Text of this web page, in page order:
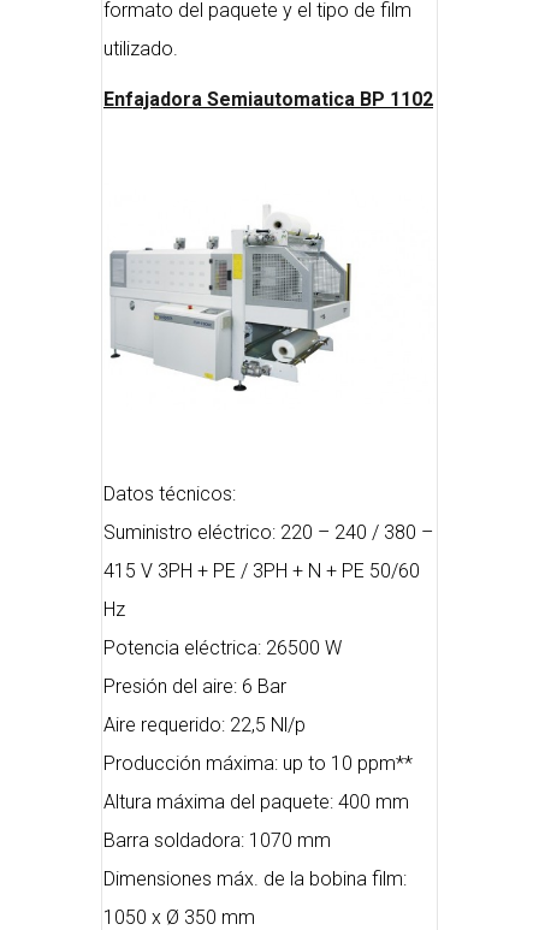
formato del paquete y el tipo de film
utilizado.
Enfajadora Semiautomatica BP 1102
Datos técnicos:
Suministro eléctrico: 220 – 240 / 380 –
415 V 3PH + PE / 3PH + N + PE 50/60
Hz
Potencia eléctrica: 26500 W
Presión del aire: 6 Bar
Aire requerido: 22,5 Nl/p
Producción máxima: up to 10 ppm**
Altura máxima del paquete: 400 mm
Barra soldadora: 1070 mm
Dimensiones máx. de la bobina film:
1050 x Ø 350 mm